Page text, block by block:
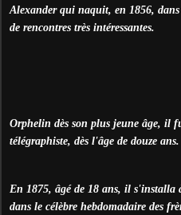
Alexander qui naquit, en 1856,
de rencontres très intéressantes.
Orphelin dès son plus jeune âge, il
télégraphiste, dès l'âge de douze
En 1875, âgé de 18 ans, il
dans le célèbre hebdomadaire des